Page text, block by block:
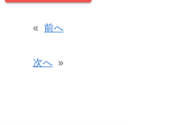
« 前へ
次へ »